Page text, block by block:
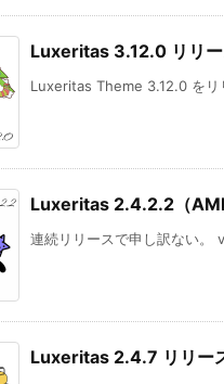
Luxeritas 3.12.0 リリ
Luxeritas Theme 3.12.0 をリ
Luxeritas 2.4.2.2（
連続リリースで申し訳ない。
Luxeritas 2.4.7 リリー